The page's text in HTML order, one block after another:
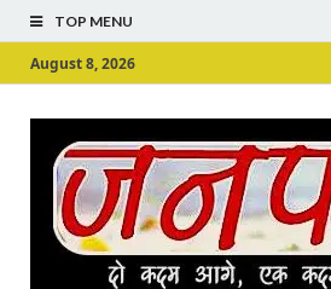
TOP MENU
August 8, 2026